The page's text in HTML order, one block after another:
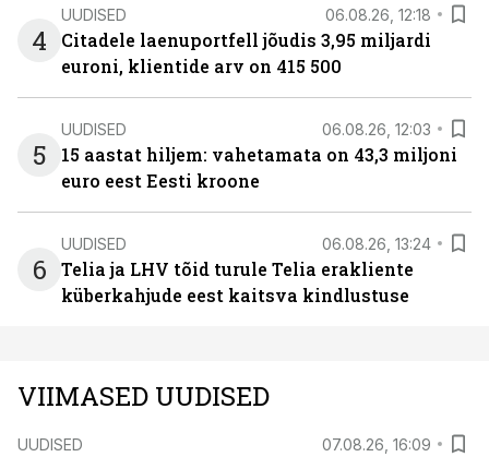
4
UUDISED 06.08.26, 12:18
Citadele laenuportfell jõudis 3,95 miljardi
euroni, klientide arv on 415 500
5
UUDISED 06.08.26, 12:03
15 aastat hiljem: vahetamata on 43,3 miljoni
euro eest Eesti kroone
6
UUDISED 06.08.26, 13:24
Telia ja LHV tõid turule Telia erakliente
küberkahjude eest kaitsva kindlustuse
VIIMASED UUDISED
UUDISED 07.08.26, 16:09